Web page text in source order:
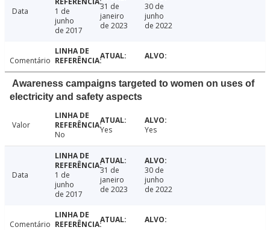
Data
1 de
junho
de 2017
31 de
janeiro
de 2023
30 de
junho
de 2022
Comentário
Awareness campaigns targeted to women on uses of
electricity and safety aspects
Valor
No
Yes Yes
Data
1 de
junho
de 2017
31 de
janeiro
de 2023
30 de
junho
de 2022
Comentário